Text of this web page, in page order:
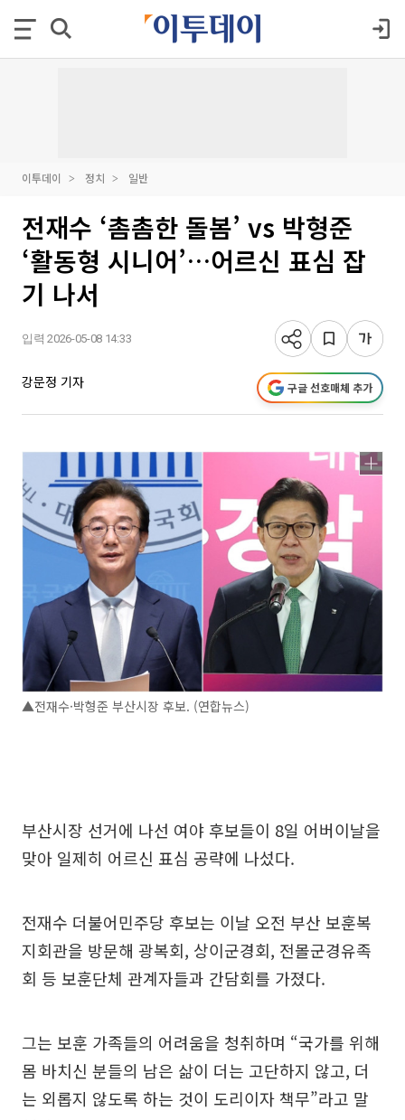
이투데이 정치 일반
전재수 ‘촘촘한 돌봄’ vs 박형준
‘활동형 시니어’…어르신 표심 잡
기 나서
입력 2026-05-08 14:33
강문정 기자 구글 선호매체 추가
▲전재수·박형준 부산시장 후보. (연합뉴스)
부산시장 선거에 나선 여야 후보들이 8일 어버이날을
맞아 일제히 어르신 표심 공략에 나섰다.
전재수 더불어민주당 후보는 이날 오전 부산 보훈복
지회관을 방문해 광복회, 상이군경회, 전몰군경유족
회 등 보훈단체 관계자들과 간담회를 가졌다.
그는 보훈 가족들의 어려움을 청취하며 “국가를 위해
몸 바치신 분들의 남은 삶이 더는 고단하지 않고, 더
는 외롭지 않도록 하는 것이 도리이자 책무”라고 말